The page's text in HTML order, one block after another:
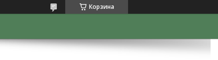
Корзина